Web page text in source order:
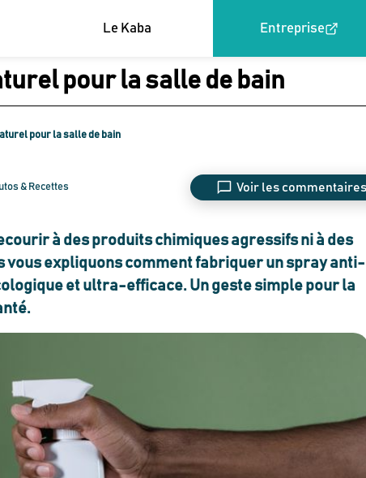
Le Kaba Entreprise
pour la salle de bain
pour la salle de bain
& Recettes Voir les commentaires
à des produits chimiques agressifs ni à des
vous expliquons comment fabriquer un spray anti-
et ultra-efficace. Un geste simple pour la